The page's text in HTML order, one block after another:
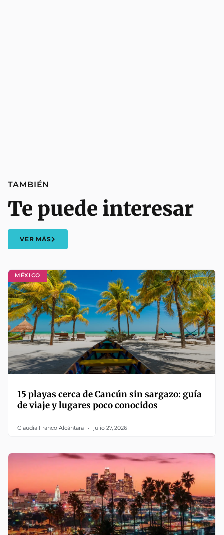
MÉXICO
15 playas cerca de Cancún sin sargazo: guía
de viaje y lugares poco conocidos
Claudia Franco Alcántara julio 27, 2026
TAMBIÉN
Te puede interesar
VER MÁS